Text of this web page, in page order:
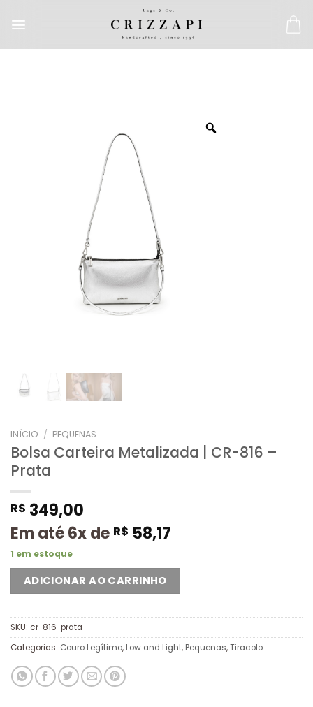
INÍCIO / PEQUENAS
Bolsa Carteira Metalizada | CR-816 –
Prata
R$ 349,00
Em até 6x de R$ 58,17
1 em estoque
ADICIONAR AO CARRINHO
SKU: cr-816-prata
Categorias: Couro Legítimo, Low and Light, Pequenas,Tiracolo